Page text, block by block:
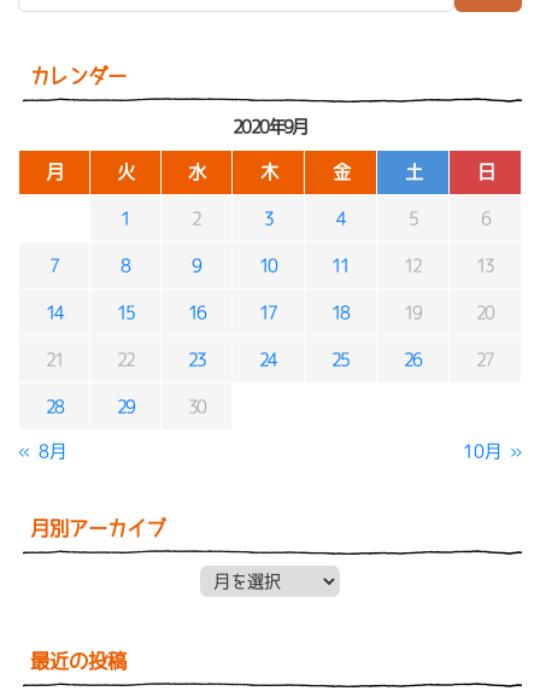
カレンダー
2020年9月
月 火 水 木 金 土 日
1 2 3 4 5 6
7 8 9 10 11 12 13
14 15 16 17 18 19 20
21 22 23 24 25 26 27
28 29 30
« 8月 10月 »
月別アーカイブ
最近の投稿